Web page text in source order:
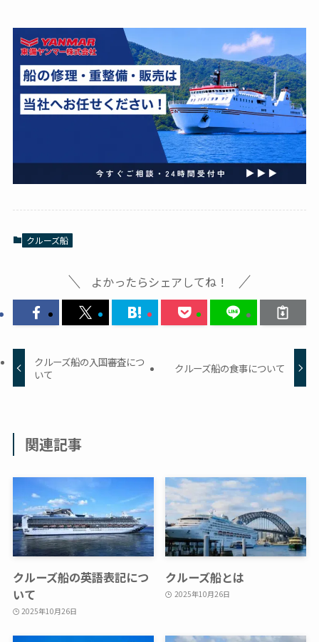
クルーズ船
よかったらシェアしてね！
クルーズ船の入国審査につ
いて
クルーズ船の食事について
関連記事
クルーズ船の英語表記につ
いて
2025年10月26日
クルーズ船とは
2025年10月26日